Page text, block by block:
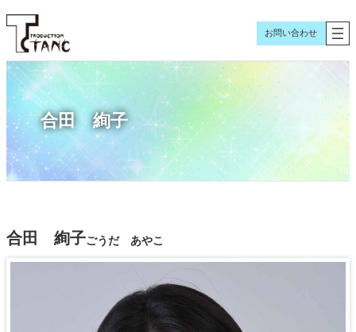
内
を
ス
ッ
プ
お問い合わせ
合田 絢子
合田 絢子ごうだ あやこ